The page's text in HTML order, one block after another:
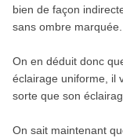
bien de façon
sans ombre marquée.
On en déduit donc
éclairage uniforme, il
sorte que son
On sait maintenant